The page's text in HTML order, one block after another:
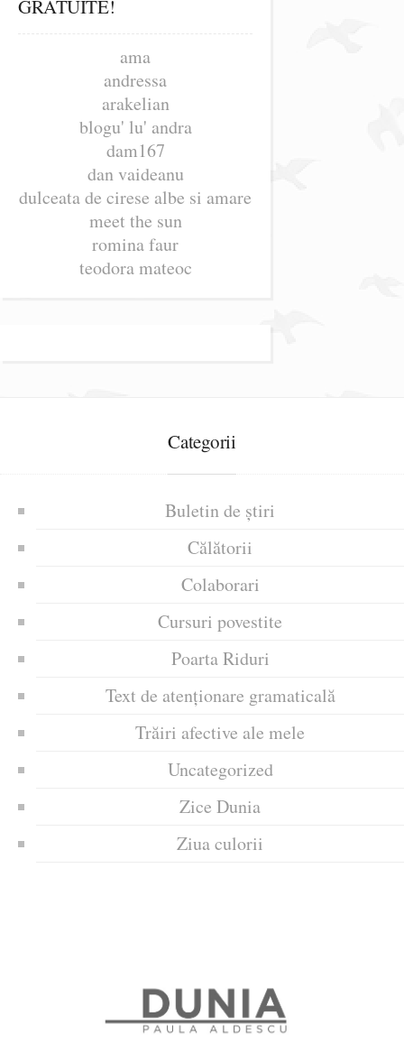
GRATUITE!
ama
andressa
arakelian
blogu' lu' andra
dam167
dan vaideanu
dulceata de cirese albe si amare
meet the sun
romina faur
teodora mateoc
Categorii
Buletin de știri
Călătorii
Colaborari
Cursuri povestite
Poarta Riduri
Text de atenționare gramaticală
Trăiri afective ale mele
Uncategorized
Zice Dunia
Ziua culorii